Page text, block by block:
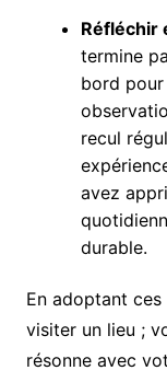
Réfléchir
termine
bord
recul
avez
durable.
En adoptant
visiter un lieu ;
résonne avec